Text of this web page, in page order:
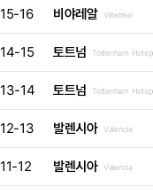
15-16 비야레알 Villarreal
14-15 토트넘 Tottenham
13-14 토트넘 Tottenham
12-13 발렌시아 Valencia
11-12 발렌시아 Valencia